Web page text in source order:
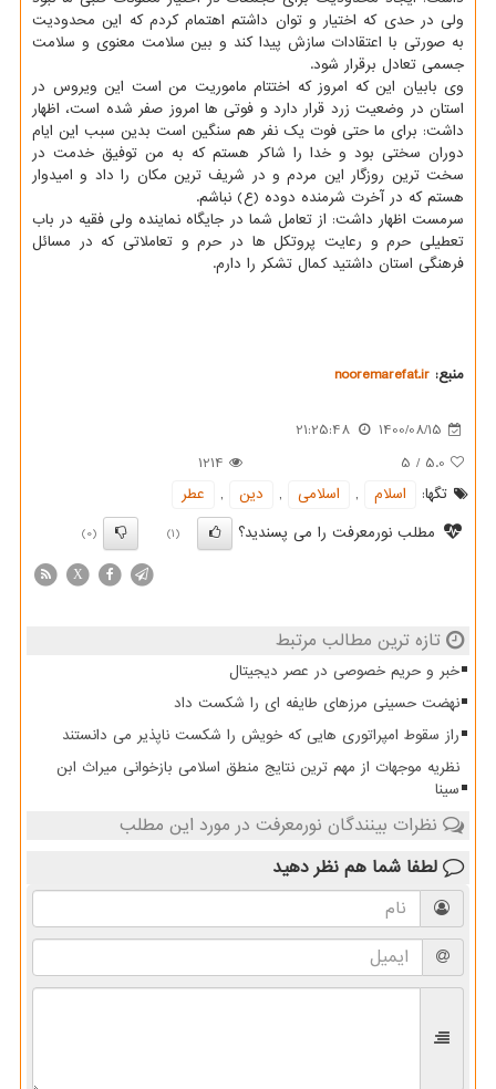
ولی در حدی که اختیار و توان داشتم اهتمام کردم که این محدودیت
به صورتی با اعتقادات سازش پیدا کند و بین سلامت معنوی و سلامت
جسمی تعادل برقرار شود.
وی بابیان این که امروز که اختتام ماموریت من است این ویروس در
استان در وضعیت زرد قرار دارد و فوتی ها امروز صفر شده است، اظهار
داشت: برای ما حتی فوت یک نفر هم سنگین است بدین سبب این ایام
دوران سختی بود و خدا را شاکر هستم که به من توفیق خدمت در
سخت ترین روزگار این مردم و در شریف ترین مکان را داد و امیدوار
هستم که در آخرت شرمنده دوده (ع) نباشم.
سرمست اظهار داشت: از تعامل شما در جایگاه نماینده ولی فقیه در باب
تعطیلی حرم و رعایت پروتکل ها در حرم و تعاملاتی که در مسائل
فرهنگی استان داشتید کمال تشکر را دارم.
منبع: nooremarefat.ir
1400/08/15
21:25:48
5.0
/
5
1214
تگها:
اسلام , اسلامی , دین ,
عطر
مطلب نورمعرفت را می پسندید؟
(1)
(0)
X
تازه ترین مطالب مرتبط
خبر و حریم خصوصی در عصر دیجیتال
نهضت حسینی مرزهای طایفه ای را شکست داد
راز سقوط امپراتوری هایی که خویش را شکست ناپذیر می دانستند
نظریه موجهات از مهم ترین نتایج منطق اسلامی بازخوانی میراث ابن
سینا
نظرات بینندگان نورمعرفت در مورد این مطلب
لطفا شما هم نظر دهید